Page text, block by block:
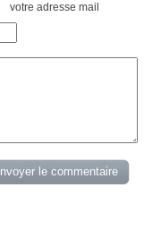
votre adresse mail